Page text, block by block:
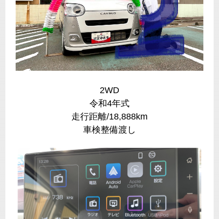
2WD
令和4年式
走行距離/18,888km
車検整備渡し